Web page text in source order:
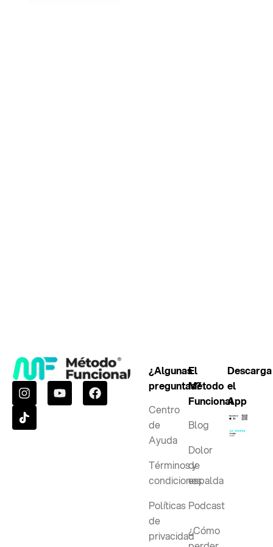
¿Algunas
preguntas?
Centro
de
Ayuda
Términos y
condiciones
Políticas
de
privacidad
El
Método
Funcional
Blog
Dolor
de
espalda
Podcast
¿Cómo
Descarga
el
App